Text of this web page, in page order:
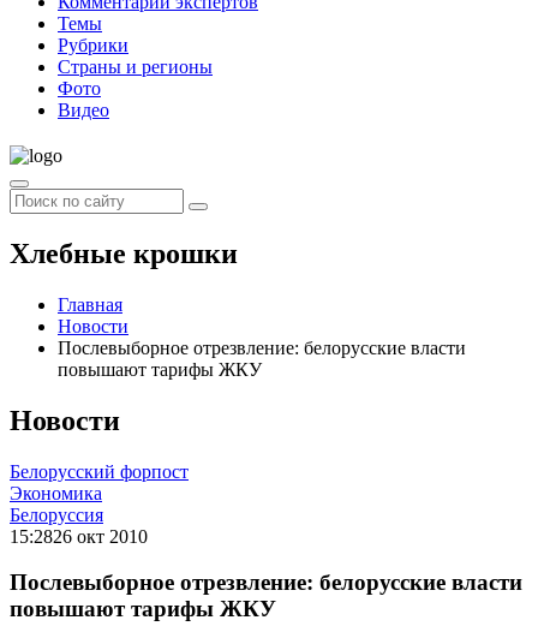
Темы
Рубрики
Страны и регионы
Фото
Видео
Хлебные крошки
Главная
Новости
Послевыборное отрезвление: белорусские власти
повышают тарифы ЖКУ
Новости
Белорусский форпост
Экономика
Белоруссия
15:2826 окт 2010
Послевыборное отрезвление: белорусские власти
повышают тарифы ЖКУ